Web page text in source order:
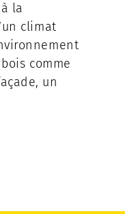
la
climat
comme
un